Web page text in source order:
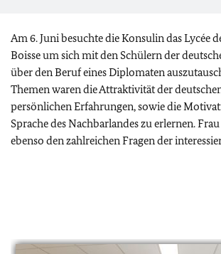
Am 6. Juni besuchte die Konsulin das Lycée
Boisse um sich mit den Schülern der
über den Beruf eines Diplomaten
Themen waren die Attraktivität der
persönlichen Erfahrungen, sowie die
Sprache des Nachbarlandes zu erlernen.
ebenso den zahlreichen Fragen der